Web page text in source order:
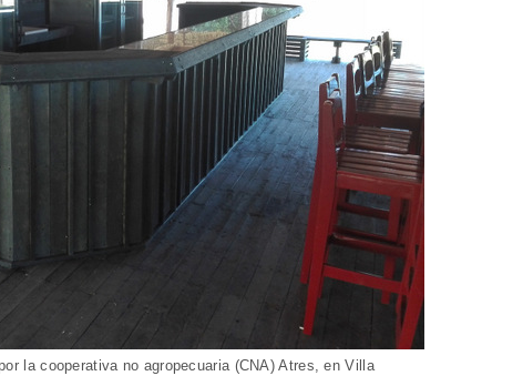
la cooperativa no agropecuaria (CNA) Atres, en Villa